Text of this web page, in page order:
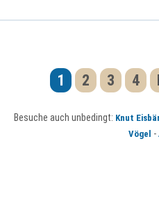
1 2 3 4
Besuche auch unbedingt: Knut
Vögel -